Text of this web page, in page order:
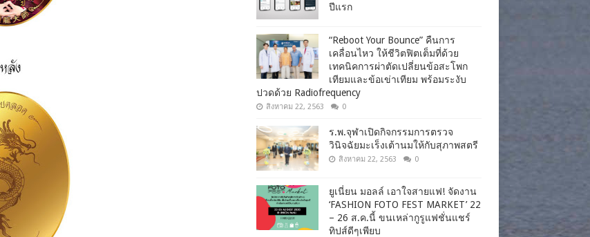
ปีแรก
“Reboot Your Bounce” คืนการ
เคลื่อนไหว ให้ชีวิตฟิตเต็มที่ด้วย
เทคนิคการผ่าตัดเปลี่ยนข้อสะโพก
เทียมและข้อเข่าเทียม พร้อมระงับ
ปวดด้วย Radiofrequency
สิงหาคม 22, 2563 0
ร.พ.จุฬาเปิดกิจกรรมการตรวจ
วินิจฉัยมะเร็งเต้านมให้กับสุภาพสตรี
สิงหาคม 22, 2563 0
ยูเนี่ยน มอลล์ เอาใจสายแฟ! จัดงาน
‘FASHION FOTO FEST MARKET’ 22
– 26 ส.ค.นี้ ขนเหล่ากูรูแฟชั่นแชร์
ทิปส์ดีๆเพียบ